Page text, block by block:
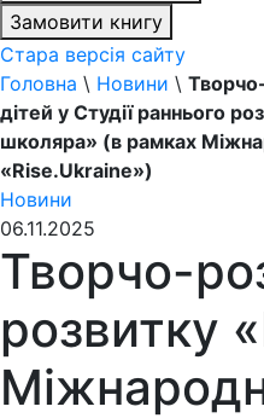
Замовити книгу
Стара версія сайту
Головна \ Новини \
дітей у Студії раннього
школяра» (в рамках
«Rise.Ukraine»)
Новини
06.11.2025
Творчо-
розвитку